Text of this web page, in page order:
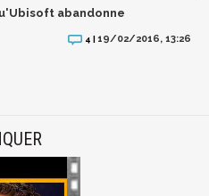
abandonne
4 |19/02/2016, 13:26